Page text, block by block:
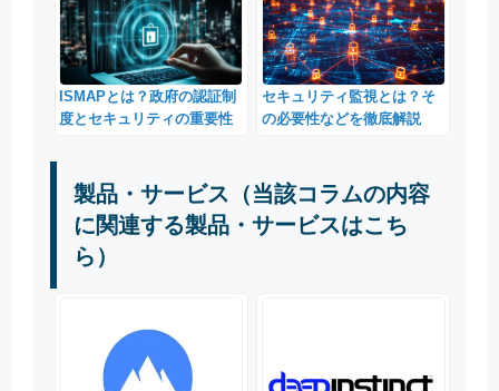
ISMAPとは？政府の認証制
度とセキュリティの重要性
セキュリティ監視とは？そ
の必要性などを徹底解説
製品・サービス（当該コラムの内容
に関連する製品・サービスはこち
ら）